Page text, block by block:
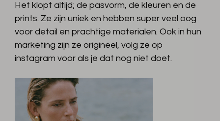
Het klopt altijd; de pasvorm, de kleuren en de
prints. Ze zijn uniek en hebben super veel oog
voor detail en prachtige materialen. Ook in hun
marketing zijn ze origineel, volg ze op
instagram voor als je dat nog niet doet.